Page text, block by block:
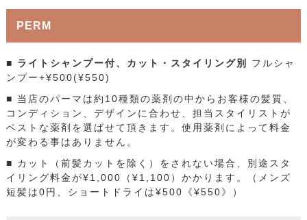
PERM
■ ライトシャンプー付、カット・スタイリング別
フルシャ
ンプー+¥500(¥550)
■ 当店のパーマは約10種類の薬剤の中からお客様の髪質、
コンディション、デザインに合わせ、担当スタイリストが
ベストな薬剤を選ばせて頂きます。使用薬剤によって料金
が変わる事はありません。
■ カット（前髪カットを除く）をされない場合、別途スタ
イリング料金が¥1,000（¥1,100）かかります。（メンズ
短髪は0円、ショートドライは¥500《¥550》）